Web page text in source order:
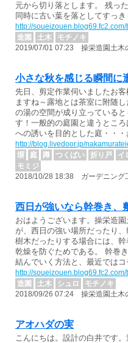
元から切り落とします。 残っ
同時に古い葉を落としてすっ
http://
造園
土木
モチノキ
2019/07/01 07:23 操栄造園土木
小さな秋を感じる瞬間に
先日、剪定作業伺いましたお
ますね～露地とは茶室に附随
の湯の空間が成り立っている
す！一般的の庭園と違うとこ
への誘いを目的とした庭・・
http://blog.livedoor.jp/
塀
庭 蹲 つくばい 折り戸 イ
モミジ
2018/10/28 18:38 ガーデニング
西日が強いなら幹巻き、
おはようございます。操栄造
が、西日の強い場所だったり
樹木だったりする場合には、
乾燥を防ぐためである。 幹巻
結んでいく方法と、最近では
http://
造園
土木 シュロ
モチノキ
2018/09/26 07:24 操栄造園土木
アオハダの実
こんにちは。設計の白井です